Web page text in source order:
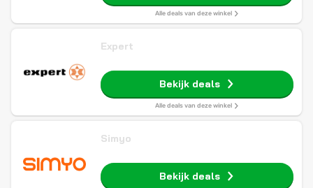
Alle deals van deze winkel
Expert
Bekijk deals
Alle deals van deze winkel
Simyo
Bekijk deals